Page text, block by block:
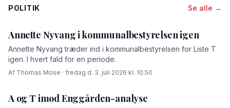
POLITIK Se alle →
Annette Nyvang i kommunalbestyrelsen igen
Annette Nyvang træder ind i kommunalbestyrelsen for Liste T
igen. I hvert fald for en periode.
Af Thomas Mose · fredag d. 3. juli 2026 kl. 10.50
A og T imod Enggården-analyse